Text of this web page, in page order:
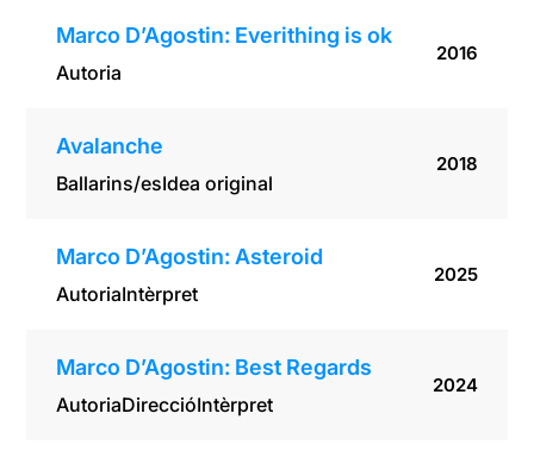
Marco D’Agostin: Everithing is ok
Autoria
2016
Avalanche
Ballarins/esIdea original
2018
Marco D’Agostin: Asteroid
AutoriaIntèrpret
2025
Marco D’Agostin: Best Regards
AutoriaDireccióIntèrpret
2024